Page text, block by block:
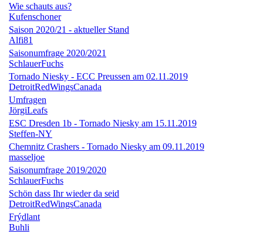
Wie schauts aus?
Kufenschoner
Saison 2020/21 - aktueller Stand
Alfi81
Saisonumfrage 2020/2021
SchlauerFuchs
Tornado Niesky - ECC Preussen am 02.11.2019
DetroitRedWingsCanada
Umfragen
JörgiLeafs
ESC Dresden 1b - Tornado Niesky am 15.11.2019
Steffen-NY
Chemnitz Crashers - Tornado Niesky am 09.11.2019
masseljoe
Saisonumfrage 2019/2020
SchlauerFuchs
Schön dass Ihr wieder da seid
DetroitRedWingsCanada
Frýdlant
Buhli